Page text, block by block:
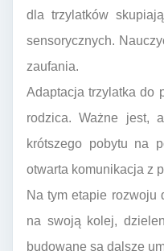
dla trzylatków
sensorycznych.
zaufania.
Adaptacja trzylatka do
rodzica. Ważne jest,
krótszego pobytu na
otwarta komunikacja z
Na tym etapie rozwoju
na swoją kolej,
budowane są dalsze